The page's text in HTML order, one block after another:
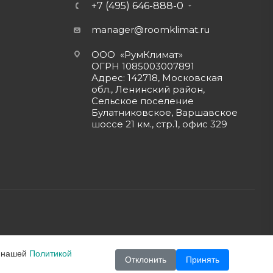
+7 (495) 646-888-0
manager@roomklimat.ru
ООО «РумКлимат»
ОГРН 1085003007891
Адрес: 142718, Московская
обл., Ленинский район,
Сельское поселение
Булатниковское, Варшавское
шоссе 21 км., стр.1, офис 329
нашей Политикой
Отклонить Принять